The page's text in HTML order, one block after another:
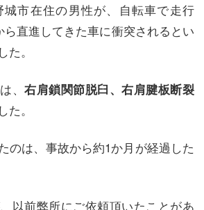
市在住の男性が、自転車で走行
直進してきた車に衝突されるとい
。
、右肩鎖関節脱臼、右肩腱板断裂
。
のは、事故から約1か月が経過した
以前弊所にご依頼頂いたことがあ